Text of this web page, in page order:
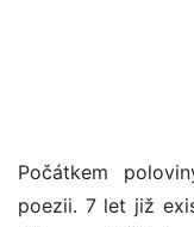
Počátkem
poezii. 7 let již